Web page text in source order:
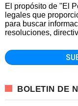
El propósito de "El
legales que
para buscar
resoluciones,
BOLETIN DE